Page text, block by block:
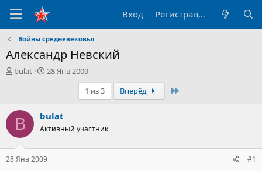
Вход Регистрация
Войны средневековья
Александр Невский
А
р
е
м
ы
bulat
Д
н
а
ч
а
28 Янв 2009
1 из 3
Вперёд
B bulat
Активный участник
28 Янв 2009 #1